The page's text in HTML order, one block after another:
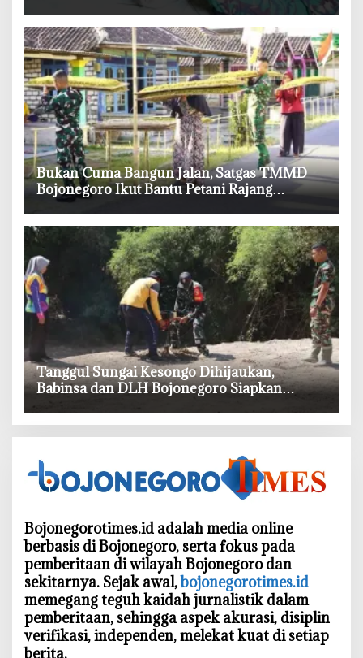
‎Bukan Cuma Bangun Jalan, Satgas TMMD
Bojonegoro Ikut Bantu Petani Rajang
Tembakau
‎Tanggul Sungai Kesongo Dihijaukan,
Babinsa dan DLH Bojonegoro Siapkan
Bojonegorotimes.id adalah media online
berbasis di Bojonegoro, serta fokus pada
pemberitaan di wilayah Bojonegoro dan
sekitarnya. Sejak awal,bojonegorotimes.id
memegang teguh kaidah jurnalistik dalam
pemberitaan, sehingga aspek akurasi, disiplin
verifikasi, independen, melekat kuat di setiap
berita.